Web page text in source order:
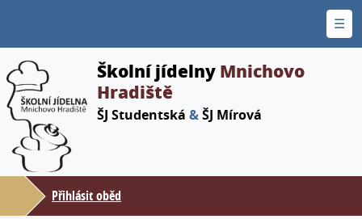
☰
Školní jídelny Mnichovo
Hradiště
ŠJ Studentská &ŠJ Mírová
Přihlásit oběd